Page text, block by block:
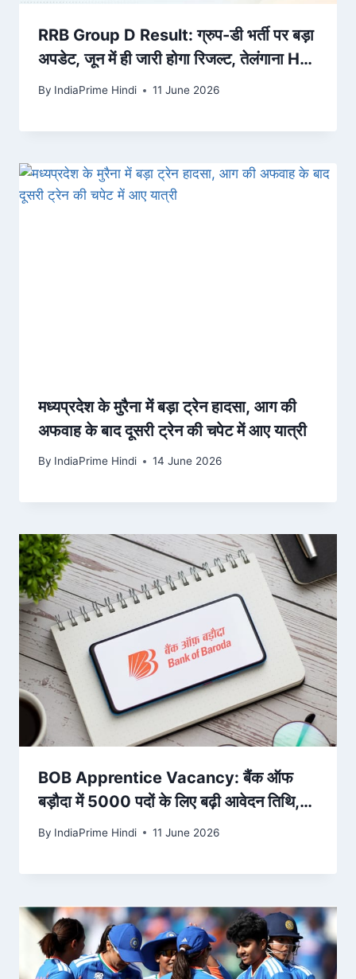
RRB Group D Result: ग्रुप-डी भर्ती पर बड़ा
अपडेट, जून में ही जारी होगा रिजल्ट, तेलंगाना HC
के फैसले का इंतजार – Amar Ujala
By IndiaPrime Hindi 11 June 2026
मध्यप्रदेश के मुरैना में बड़ा ट्रेन हादसा, आग की
अफवाह के बाद दूसरी ट्रेन की चपेट में आए यात्री
By IndiaPrime Hindi 14 June 2026
BOB Apprentice Vacancy: बैंक ऑफ
बड़ौदा में 5000 पदों के लिए बढ़ी आवेदन तिथि,
अब इस तारीख तक भरें फॉर्म – Amar Ujala
By IndiaPrime Hindi 11 June 2026